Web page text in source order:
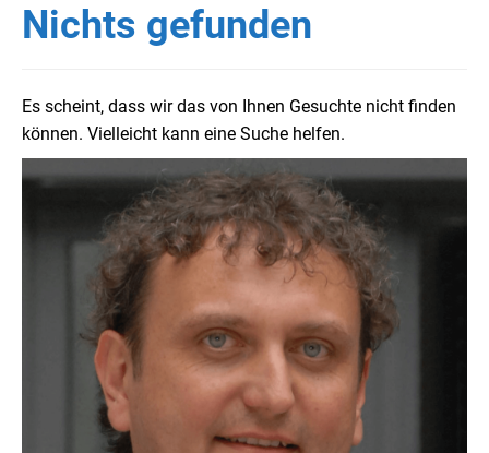
Nichts gefunden
Es scheint, dass wir das von Ihnen Gesuchte nicht finden
können. Vielleicht kann eine Suche helfen.